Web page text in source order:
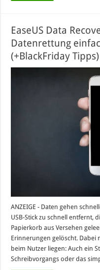
EaseUS Data
Datenrettung
(+BlackFriday Tipps)
ANZEIGE - Daten gehen
USB-Stick zu schnell entfernt,
Papierkorb aus Versehen
Erinnerungen gelöscht. Dabei
beim Nutzer liegen: Auch ein
Schreibvorgangs oder das